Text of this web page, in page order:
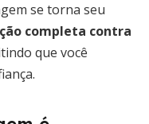
se torna seu
completa contra
que você